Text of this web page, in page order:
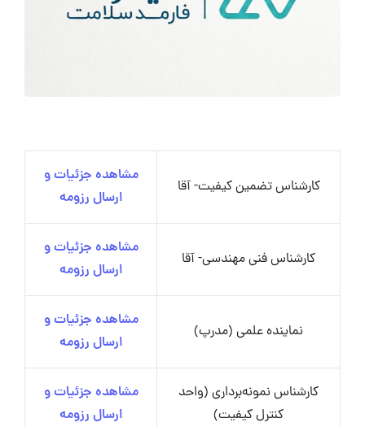
کارشناس تضمین کیفیت- آقا
مشاهده جزئیات و
ارسال رزومه
کارشناس فنی مهندسی- آقا
مشاهده جزئیات و
ارسال رزومه
نماینده علمی (مدرپ)
مشاهده جزئیات و
ارسال رزومه
کارشناس نمونه‌برداری (واحد
کنترل کیفیت)
مشاهده جزئیات و
ارسال رزومه